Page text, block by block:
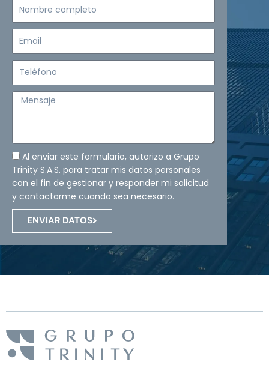
Mensaje
Al enviar este formulario, autorizo a Grupo
Trinity S.A.S. para tratar mis datos personales
con el fin de gestionar y responder mi solicitud
y contactarme cuando sea necesario.
ENVIAR DATOS